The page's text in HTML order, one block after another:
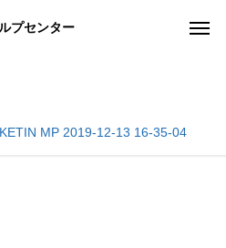
プセンター
MP 2019-12-13 16-35-04